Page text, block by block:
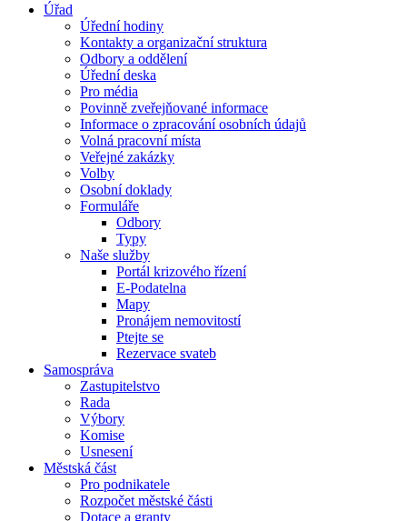
Úřad
Úřední hodiny
Kontakty a organizační struktura
Odbory a oddělení
Úřední deska
Pro média
Povinně zveřejňované informace
Informace o zpracování osobních údajů
Volná pracovní místa
Veřejné zakázky
Volby
Osobní doklady
Formuláře
Odbory
Typy
Naše služby
Portál krizového řízení
E-Podatelna
Mapy
Pronájem nemovitostí
Ptejte se
Rezervace svateb
Samospráva
Zastupitelstvo
Rada
Výbory
Komise
Usnesení
Městská část
Pro podnikatele
Rozpočet městské části
Dotace a granty